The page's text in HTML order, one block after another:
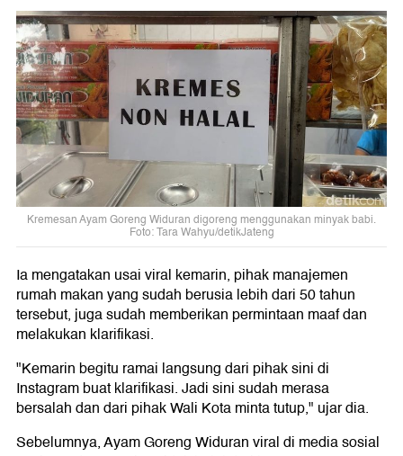
Kremesan Ayam Goreng Widuran digoreng menggunakan minyak babi.
Foto: Tara Wahyu/detikJateng
Ia mengatakan usai viral kemarin, pihak manajemen
rumah makan yang sudah berusia lebih dari 50 tahun
tersebut, juga sudah memberikan permintaan maaf dan
melakukan klarifikasi.
"Kemarin begitu ramai langsung dari pihak sini di
Instagram buat klarifikasi. Jadi sini sudah merasa
bersalah dan dari pihak Wali Kota minta tutup," ujar dia.
Sebelumnya, Ayam Goreng Widuran viral di media sosial